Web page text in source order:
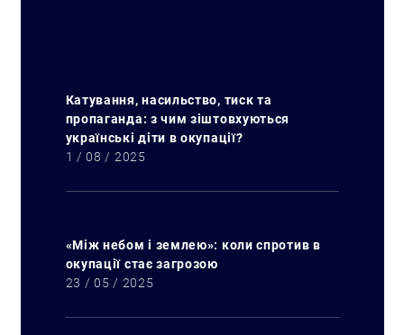
Катування, насильство, тиск та
пропаганда: з чим зіштовхуються
українські діти в окупації?
1 / 08 / 2025
«Між небом і землею»: коли спротив в
окупації стає загрозою
23 / 05 / 2025